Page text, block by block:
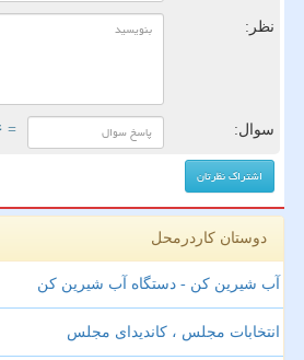
نظر:
سوال: = ۶ بعلاوه ۳
دوستان کاردرمحل
آب شیرین کن - دستگاه آب شیرین کن
انتخابات مجلس ، کاندیدای مجلس